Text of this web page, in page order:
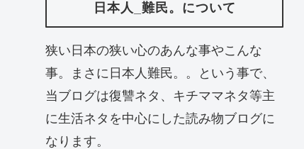
日本人_難民。について
狭い日本の狭い心のあんな事やこんな
事。まさに日本人難民。。という事で、
当ブログは復讐ネタ、キチママネタ等主
に生活ネタを中心にした読み物ブログに
なります。